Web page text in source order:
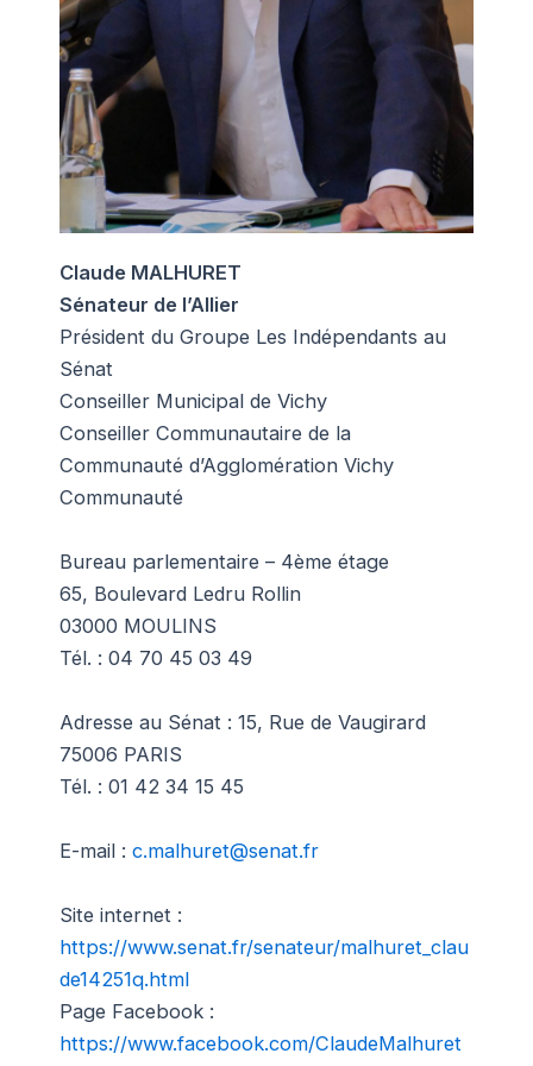
Claude MALHURET
Sénateur de l’Allier
Président du Groupe Les Indépendants au
Sénat
Conseiller Municipal de Vichy
Conseiller Communautaire de la
Communauté d’Agglomération Vichy
Communauté
Bureau parlementaire – 4ème étage
65, Boulevard Ledru Rollin
03000 MOULINS
Tél. : 04 70 45 03 49
Adresse au Sénat : 15, Rue de Vaugirard
75006 PARIS
Tél. : 01 42 34 15 45
E-mail : c.malhuret@senat.fr
Site internet :
https://www.senat.fr/senateur/malhuret_clau
de14251q.html
Page Facebook :
https://www.facebook.com/ClaudeMalhuret